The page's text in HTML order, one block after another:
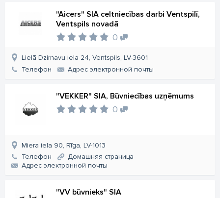
"Aicers" SIA celtniecības darbi Ventspilī,
Ventspils novadā
0
Lielā Dzirnavu iela 24, Ventspils, LV-3601
Телефон
Aдрес электронной почты
"VEKKER" SIA, Būvniecības uzņēmums
0
Miera iela 90, Rīga, LV-1013
Телефон
Домашняя страница
Aдрес электронной почты
"VV būvnieks" SIA